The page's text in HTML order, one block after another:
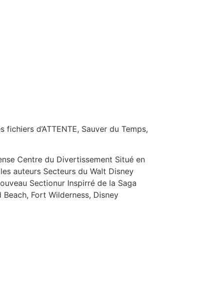
d’ATTENTE, Sauver du Temps,
Centre du Divertissement Situé en
auteurs Secteurs du Walt Disney
Sectionur Inspirré de la Saga
Beach, Fort Wilderness, Disney